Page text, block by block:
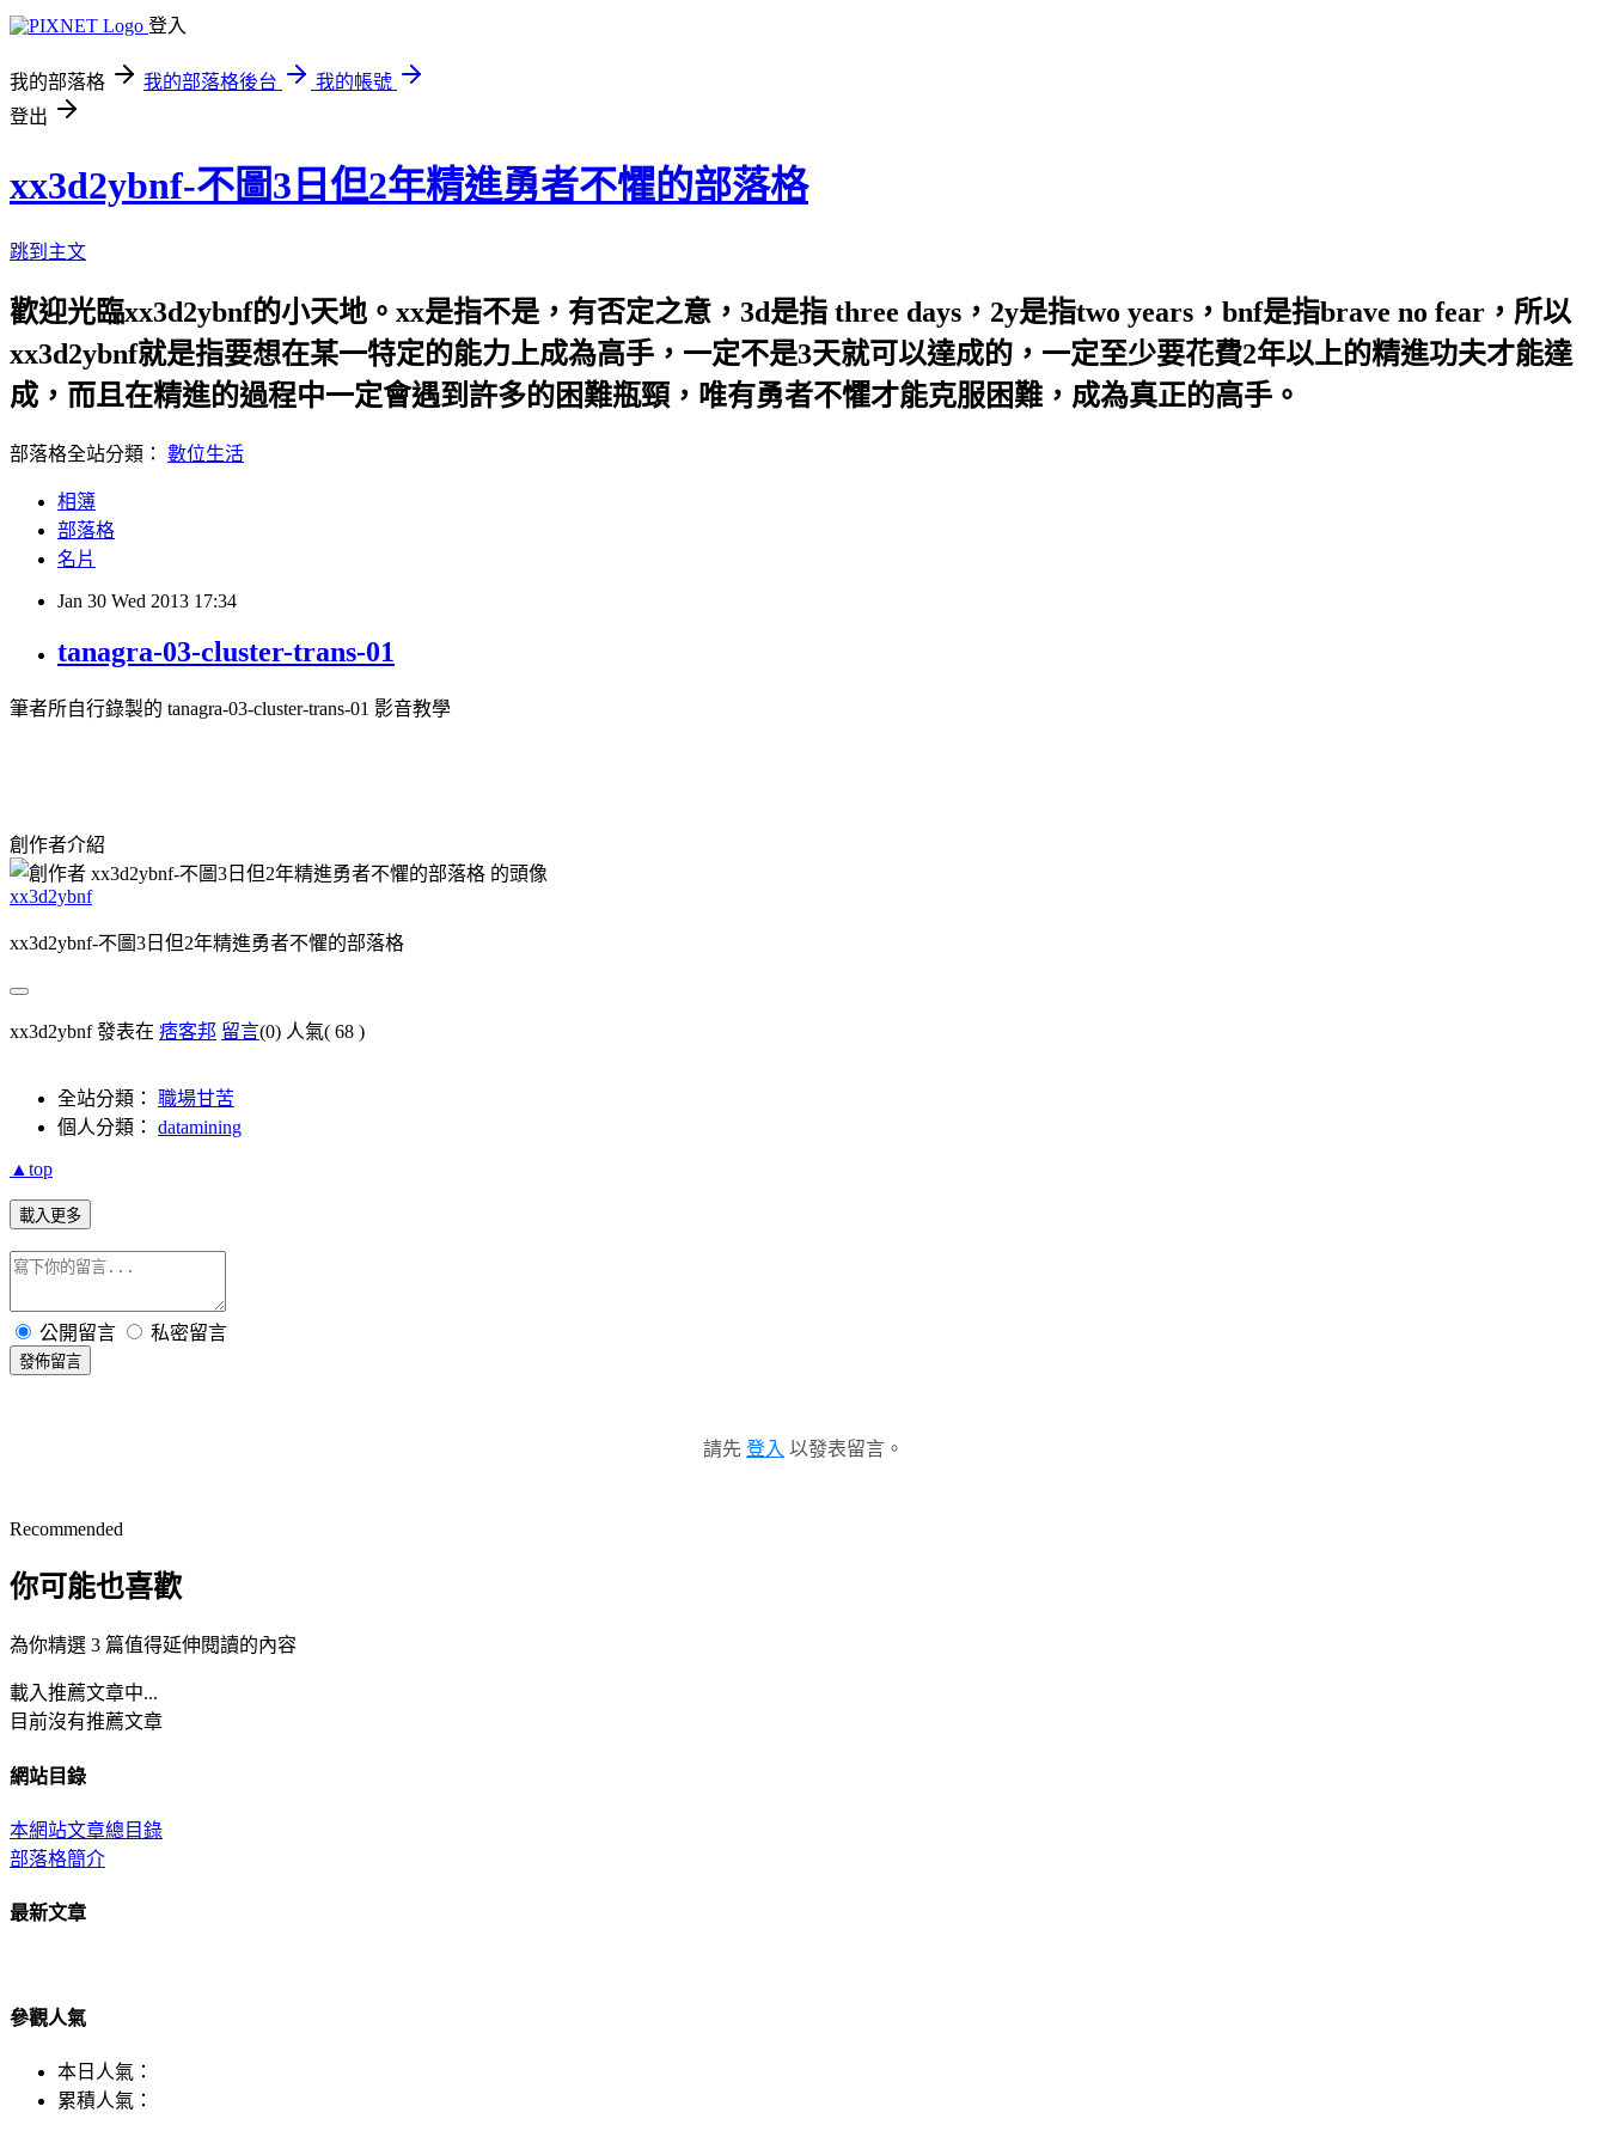
登入
我的部落格 我的部落格後台
我的帳號
登出
xx3d2ybnf-不圖3日但2年精進勇者不懼的部落格
跳到主文
歡迎光臨xx3d2ybnf的小天地。xx是指不是，有否定之意，3d是指 three days，2y是指two years，bnf是指brave no fear，所以
xx3d2ybnf就是指要想在某一特定的能力上成為高手，一定不是3天就可以達成的，一定至少要花費2年以上的精進功夫才能達
成，而且在精進的過程中一定會遇到許多的困難瓶頸，唯有勇者不懼才能克服困難，成為真正的高手。
部落格全站分類： 數位生活
相簿
部落格
名片
Jan 30 Wed 2013 17:34
tanagra-03-cluster-trans-01
筆者所自行錄製的 tanagra-03-cluster-trans-01 影音教學
創作者介紹
xx3d2ybnf
xx3d2ybnf-不圖3日但2年精進勇者不懼的部落格
xx3d2ybnf 發表在 痞客邦 留言(0) 人氣( 68 )
全站分類： 職場甘苦
個人分類： datamining
▲top
載入更多
公開留言 私密留言
發佈留言
請先 登入 以發表留言。
Recommended
你可能也喜歡
為你精選 3 篇值得延伸閱讀的內容
載入推薦文章中...
目前沒有推薦文章
網站目錄
本網站文章總目錄
部落格簡介
最新文章
參觀人氣
本日人氣：
累積人氣：